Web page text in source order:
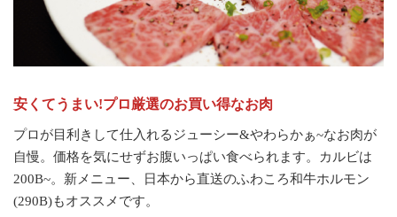
安くてうまい!プロ厳選のお買い得なお肉
プロが目利きして仕入れるジューシー&やわらかぁ~なお肉が
自慢。価格を気にせずお腹いっぱい食べられます。カルビは
200B~。新メニュー、日本から直送のふわころ和牛ホルモン
(290B)もオススメです。